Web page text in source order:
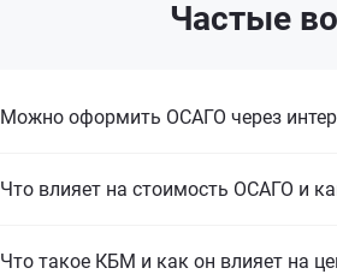
Частые
Можно оформить ОСАГО через
Что влияет на стоимость ОСАГО и
Что такое КБМ и как он влияет на